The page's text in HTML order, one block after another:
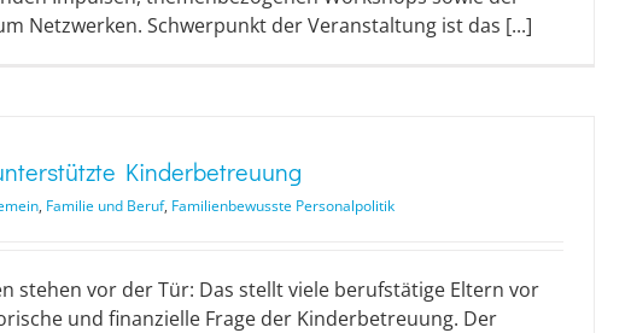
Netzwerken. Schwerpunkt der Veranstaltung ist das [...]
Kinderbetreuung
, Familie und Beruf, Familienbewusste Personalpolitik
stehen vor der Tür: Das stellt viele berufstätige Eltern vor
und finanzielle Frage der Kinderbetreuung. Der